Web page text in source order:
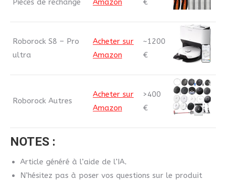
Pièces de rechange
Amazon
€
Roborock S8 – Pro
ultra
Acheter sur
Amazon
~1200
€
Roborock Autres
Acheter sur
Amazon
>400
€
NOTES :
Article généré à l’aide de l’IA.
N’hésitez pas à poser vos questions sur le produit